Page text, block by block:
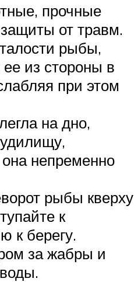
прочные
от травм.
рыбы,
из стороны в
при этом
на дно,
непременно
рыбы кверху
к
к берегу.
за жабры и